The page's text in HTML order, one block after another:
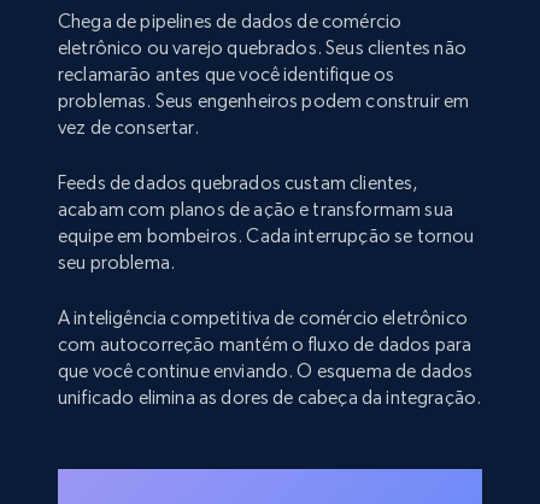
Chega de pipelines de dados de comércio
eletrônico ou varejo quebrados. Seus clientes não
reclamarão antes que você identifique os
problemas. Seus engenheiros podem construir em
vez de consertar.
Feeds de dados quebrados custam clientes,
acabam com planos de ação e transformam sua
equipe em bombeiros. Cada interrupção se tornou
seu problema.
A inteligência competitiva de comércio eletrônico
com autocorreção mantém o fluxo de dados para
que você continue enviando. O esquema de dados
unificado elimina as dores de cabeça da integração.